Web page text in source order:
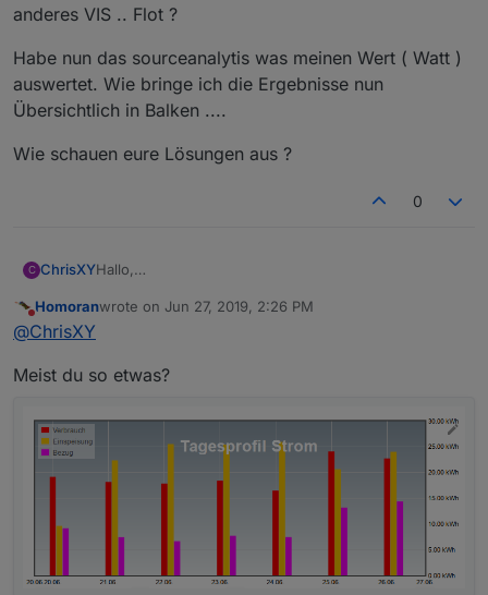
anderes VIS .. Flot ?
Habe nun das sourceanalytis was meinen Wert ( Watt )
auswertet. Wie bringe ich die Ergebnisse nun
Übersichtlich in Balken ....
Wie schauen eure Lösungen aus ?
0
C ChrisXYHallo,
gerne eine Ansicht haben vom Aktuellen Monat.
Optimal wäre Grafana dafür. Alternativ auch was
Habe nun das sourceanalytis was meinen Wert ( Watt
Do not disturb
Homoranwrote on Jun 27, 2019, 2:26 PM
last edited by
@ChrisXY
Meist du so etwas?